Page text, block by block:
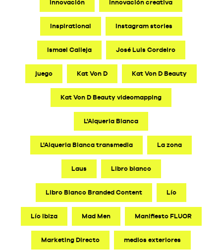
innovación innovación creativa
Inspirational Instagram stories
Ismael Calleja José Luis Cordeiro
juego Kat Von D Kat Von D Beauty
Kat Von D Beauty videomapping
L'Alqueria Blanca
L'Alqueria Blanca transmedia La zona
Laus Libro blanco
Libro Blanco Branded Content Lío
Lío Ibiza Mad Men Manifiesto FLUOR
Marketing Directo medios exteriores